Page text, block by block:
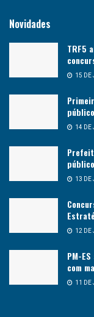
Novidades
TRF5
15 DE
14 DE
13 DE
12 DE
PM-
com
11 DE